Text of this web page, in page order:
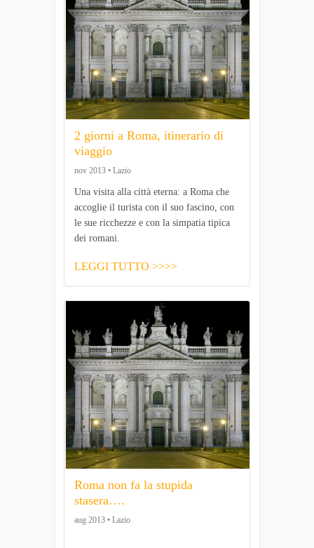
2 giorni a Roma, itinerario di
viaggio
nov 2013 • Lazio
Una visita alla città eterna: a Roma che
accoglie il turista con il suo fascino, con
le sue ricchezze e con la simpatia tipica
dei romani.
LEGGI TUTTO >>>>
Roma non fa la stupida
stasera….
aug 2013 • Lazio